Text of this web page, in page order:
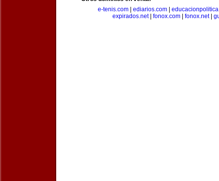
e-tenis.com
ediarios.com
expirados.net| fonox.com fonox.net|